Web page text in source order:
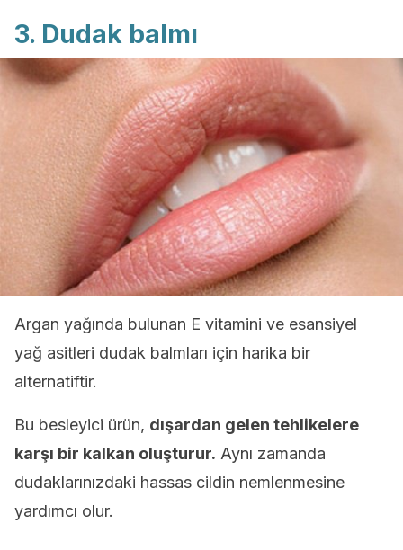
3. Dudak balmı
Argan yağında bulunan E vitamini ve esansiyel
yağ asitleri dudak balmları için harika bir
alternatiftir.
Bu besleyici ürün, dışardan gelen tehlikelere
karşı bir kalkan oluşturur. Aynı zamanda
dudaklarınızdaki hassas cildin nemlenmesine
yardımcı olur.